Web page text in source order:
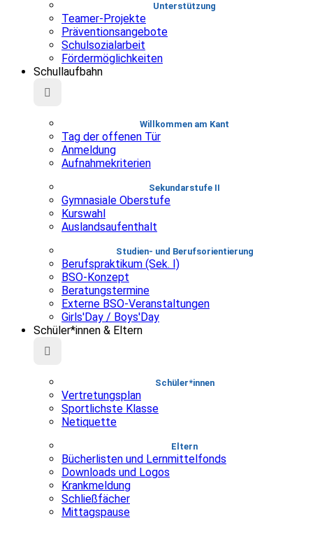
Unterstützung
Teamer-Projekte
Präventionsangebote
Schulsozialarbeit
Fördermöglichkeiten
Schullaufbahn
Willkommen am Kant
Tag der offenen Tür
Anmeldung
Aufnahmekriterien
Sekundarstufe II
Gymnasiale Oberstufe
Kurswahl
Auslandsaufenthalt
Studien- und Berufsorientierung
Berufspraktikum (Sek. I)
BSO-Konzept
Beratungstermine
Externe BSO-Veranstaltungen
Girls'Day / Boys'Day
Schüler*innen & Eltern
Schüler*innen
Vertretungsplan
Sportlichste Klasse
Netiquette
Eltern
Bücherlisten und Lernmittelfonds
Downloads und Logos
Krankmeldung
Schließfächer
Mittagspause